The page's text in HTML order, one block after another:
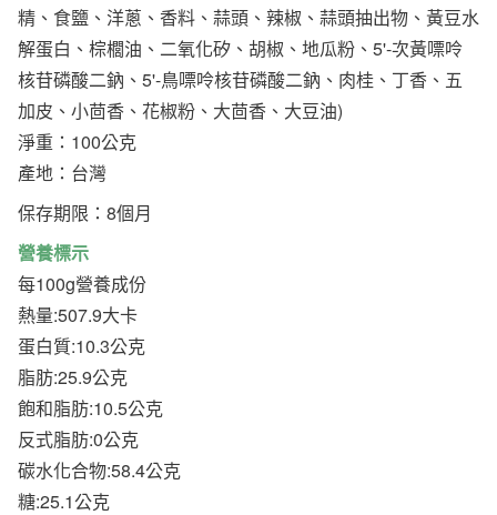
精、食鹽、洋蔥、香料、蒜頭、辣椒、蒜頭抽出物、黃豆水
解蛋白、棕櫚油、二氧化矽、胡椒、地瓜粉、5'-次黃嘌呤
核苷磷酸二鈉、5'-鳥嘌呤核苷磷酸二鈉、肉桂、丁香、五
加皮、小茴香、花椒粉、大茴香、大豆油)
淨重：100公克
產地：台灣
保存期限：8個月
營養標示
每100g營養成份
熱量:507.9大卡
蛋白質:10.3公克
脂肪:25.9公克
飽和脂肪:10.5公克
反式脂肪:0公克
碳水化合物:58.4公克
糖:25.1公克